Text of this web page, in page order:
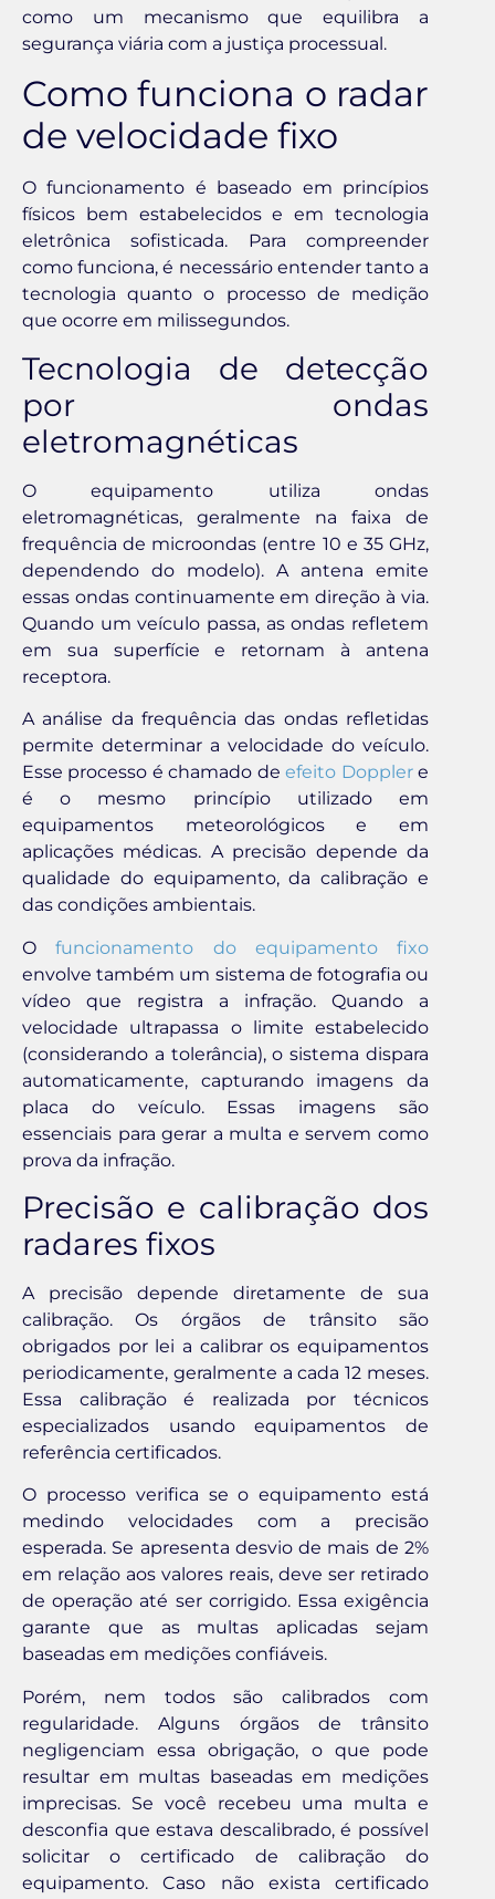
como um mecanismo que equilibra a
segurança viária com a justiça processual.
Como funciona o radar
de velocidade fixo
O funcionamento é baseado em princípios
físicos bem estabelecidos e em tecnologia
eletrônica sofisticada. Para compreender
como funciona, é necessário entender tanto a
tecnologia quanto o processo de medição
que ocorre em milissegundos.
Tecnologia de detecção
por ondas
eletromagnéticas
O equipamento utiliza ondas
eletromagnéticas, geralmente na faixa de
frequência de microondas (entre 10 e 35 GHz,
dependendo do modelo). A antena emite
essas ondas continuamente em direção à via.
Quando um veículo passa, as ondas refletem
em sua superfície e retornam à antena
receptora.
A análise da frequência das ondas refletidas
permite determinar a velocidade do veículo.
Esse processo é chamado deefeito Dopplere
é o mesmo princípio utilizado em
equipamentos meteorológicos e em
aplicações médicas. A precisão depende da
qualidade do equipamento, da calibração e
das condições ambientais.
Ofuncionamento do equipamento fixo
envolve também um sistema de fotografia ou
vídeo que registra a infração. Quando a
velocidade ultrapassa o limite estabelecido
(considerando a tolerância), o sistema dispara
automaticamente, capturando imagens da
placa do veículo. Essas imagens são
essenciais para gerar a multa e servem como
prova da infração.
Precisão e calibração dos
radares fixos
A precisão depende diretamente de sua
calibração. Os órgãos de trânsito são
obrigados por lei a calibrar os equipamentos
periodicamente, geralmente a cada 12 meses.
Essa calibração é realizada por técnicos
especializados usando equipamentos de
referência certificados.
O processo verifica se o equipamento está
medindo velocidades com a precisão
esperada. Se apresenta desvio de mais de 2%
em relação aos valores reais, deve ser retirado
de operação até ser corrigido. Essa exigência
garante que as multas aplicadas sejam
baseadas em medições confiáveis.
Porém, nem todos são calibrados com
regularidade. Alguns órgãos de trânsito
negligenciam essa obrigação, o que pode
resultar em multas baseadas em medições
imprecisas. Se você recebeu uma multa e
desconfia que estava descalibrado, é possível
solicitar o certificado de calibração do
equipamento. Caso não exista certificado